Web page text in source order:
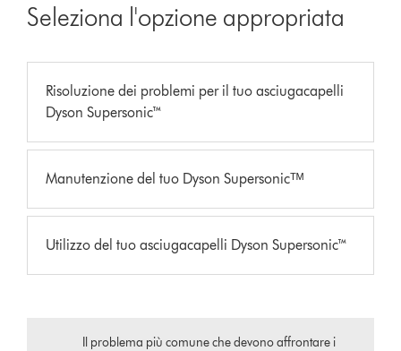
Seleziona l'opzione appropriata
Risoluzione dei problemi per il tuo asciugacapelli
Dyson Supersonic™
Manutenzione del tuo Dyson Supersonicᵀᴹ
Utilizzo del tuo asciugacapelli Dyson Supersonic™
Il problema più comune che devono affrontare i